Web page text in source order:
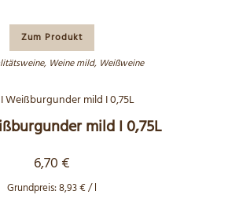
Zum Produkt
, Weine mild, Weißweine
mild I 0,75L
6,70 €
Grundpreis:8,93€/l